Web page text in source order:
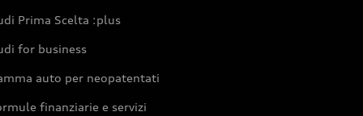
Prima Scelta :plus
for business
auto per neopatentati
finanziarie e servizi